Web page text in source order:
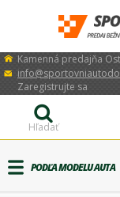
Kamenná predajňa
Zaregistrujte sa
Hľadať
PODĽA MODELU AUTA